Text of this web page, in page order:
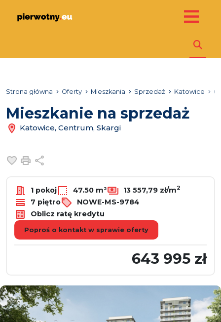
Strona główna Oferty Mieszkania Sprzedaż Katowice
Mieszkanie na sprzedaż
Katowice, Centrum, Skargi
Dodaj do ulubionych
Drukuj
1 pokoj 47.50 m² 13 557,79 zł/m2
7 piętro
NOWE-MS-9784
Oblicz ratę kredytu
Poproś o kontakt w sprawie oferty
643 995 zł